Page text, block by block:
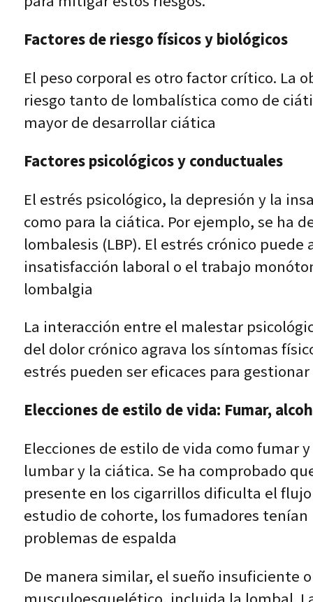
Factores de riesgo físicos y biológicos
El peso corporal es otro factor crítico. La
riesgo tanto de lombalística como de
mayor de desarrollar ciática
Factores psicológicos y conductuales
El estrés psicológico, la depresión y la
como para la ciática. Por ejemplo, se ha
lombalesis (LBP). El estrés crónico
insatisfacción laboral o el trabajo
lombalgia
La interacción entre el malestar
del dolor crónico agrava los síntomas
estrés pueden ser eficaces para
Elecciones de estilo de vida: Fumar,
Elecciones de estilo de vida como fumar
lumbar y la ciática. Se ha comprobado
presente en los cigarrillos dificulta el
estudio de cohorte, los fumadores
problemas de espalda
De manera similar, el sueño